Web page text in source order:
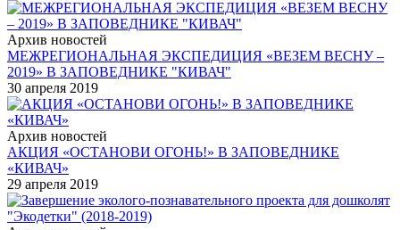
Архив новостей
МЕЖРЕГИОНАЛЬНАЯ ЭКСПЕДИЦИЯ «ВЕЗЕМ ВЕСНУ –
2019» В ЗАПОВЕДНИКЕ "КИВАЧ"
30 апреля 2019
Архив новостей
АКЦИЯ «ОСТАНОВИ ОГОНЬ!» В ЗАПОВЕДНИКЕ
«КИВАЧ»
29 апреля 2019